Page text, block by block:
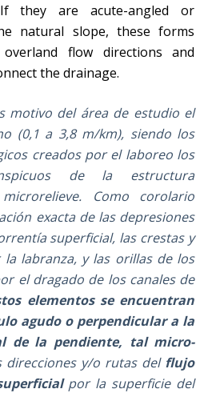
they are acute-angled or
natural slope, these forms
flow directions and
the drainage.
motivo del área de estudio el
(0,1 a 3,8 m/km), siendo los
creados por el laboreo los
de la estructura
Como corolario
exacta de las depresiones
superficial, las crestas y
labranza, y las orillas de los
el dragado de los canales de
elementos se encuentran
agudo o perpendicular a la
de la pendiente, tal micro-
y/o rutas del flujo
por la superficie del